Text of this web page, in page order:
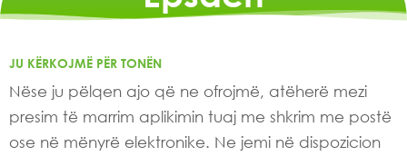
JU KËRKOJMË PËR TONËN
Nëse ju pëlqen ajo që ne ofrojmë, atëherë mezi
presim të marrim aplikimin tuaj me shkrim me postë
ose në mënyrë elektronike. Ne jemi në dispozicion